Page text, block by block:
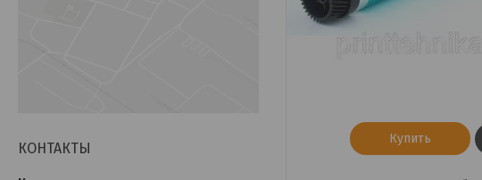
Купить
КОНТАКТЫ